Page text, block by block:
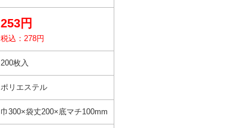
253円
税込：278円
200枚入
ポリエステル
巾300×袋丈200×底マチ100mm